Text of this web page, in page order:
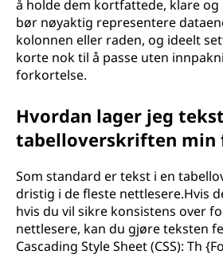
å holde dem kortfattede, klare og
bør nøyaktig representere
kolonnen eller raden, og ideelt
korte nok til å passe uten
forkortelse.
Hvordan lager jeg
tabelloverskriften min
Som standard er tekst i en
dristig i de fleste nettlesere.Hvis
hvis du vil sikre konsistens over
nettlesere, kan du gjøre teksten
Cascading Style Sheet (CSS): Th